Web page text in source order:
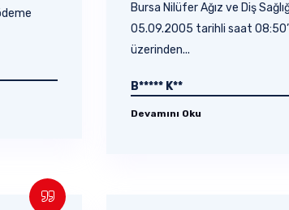
Bursa Nilüfer Ağız ve Diş
05.09.2005 tarihli saat
üzerinden...
B***** K**
Devamını Oku